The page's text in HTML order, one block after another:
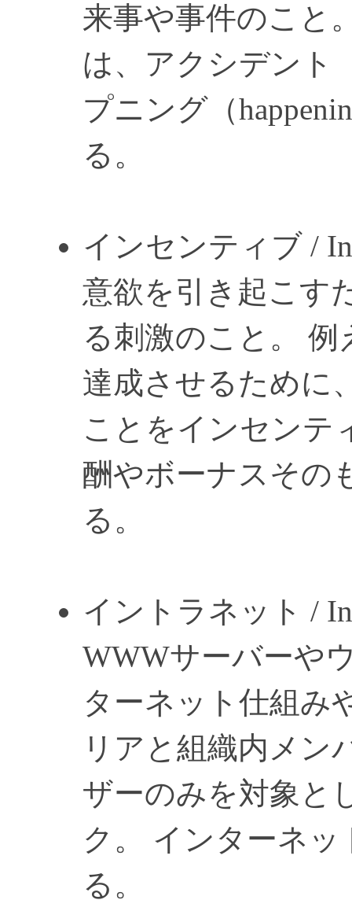
来事や事件のこと
は、アクシデント
プニング（
る。
インセンティブ /
意欲を引き起こす
る刺激のこと。
達成させるために
ことをインセンテ
酬やボーナスその
る。
イントラネット /
WWWサーバーや
ターネット仕組み
リアと組織内メン
ザーのみを対象と
ク。 インターネ
る。